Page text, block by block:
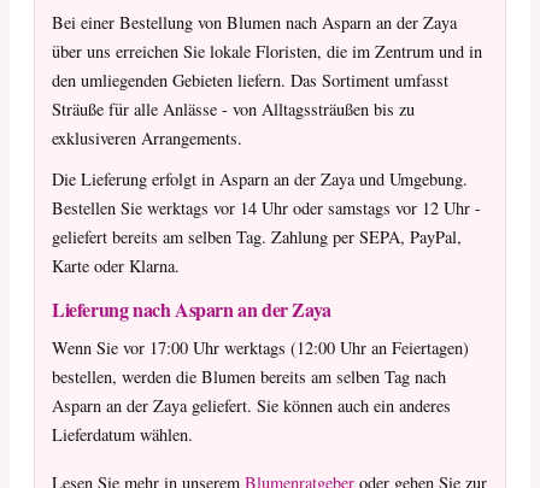
Bei einer Bestellung von Blumen nach Asparn an der Zaya
über uns erreichen Sie lokale Floristen, die im Zentrum und in
den umliegenden Gebieten liefern. Das Sortiment umfasst
Sträuße für alle Anlässe - von Alltagssträußen bis zu
exklusiveren Arrangements.
Die Lieferung erfolgt in Asparn an der Zaya und Umgebung.
Bestellen Sie werktags vor 14 Uhr oder samstags vor 12 Uhr -
geliefert bereits am selben Tag. Zahlung per SEPA, PayPal,
Karte oder Klarna.
Lieferung nach Asparn an der Zaya
Wenn Sie vor 17:00 Uhr werktags (12:00 Uhr an Feiertagen)
bestellen, werden die Blumen bereits am selben Tag nach
Asparn an der Zaya geliefert. Sie können auch ein anderes
Lieferdatum wählen.
Lesen Sie mehr in unserem Blumenratgeber oder gehen Sie zur